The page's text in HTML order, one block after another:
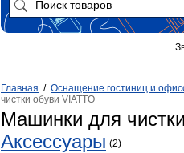
Главная / Оснащение гостиниц и
чистки обуви VIATTO
Машинки для
Аксессуары (2)